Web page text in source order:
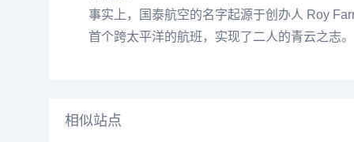
事实上，国泰航空的名字起源于创办人 Roy
首个跨太平洋的航班，实现了二人的青云之志。
相似站点